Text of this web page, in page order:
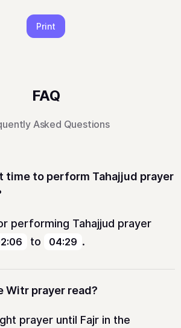
Print
FAQ
Asked Questions
time to perform Tahajjud prayer
performing Tahajjud prayer
to 04:29 .
Witr prayer read?
prayer until Fajr in the